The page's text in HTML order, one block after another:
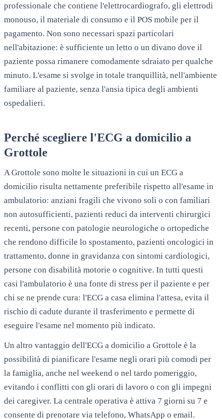
professionale che contiene l'elettrocardiografo, gli elettrodi
monouso, il materiale di consumo e il POS mobile per il
pagamento. Non sono necessari spazi particolari
nell'abitazione: è sufficiente un letto o un divano dove il
paziente possa rimanere comodamente sdraiato per qualche
minuto. L'esame si svolge in totale tranquillità, nell'ambiente
familiare al paziente, senza l'ansia tipica degli ambienti
ospedalieri.
Perché scegliere l'ECG a domicilio a
Grottole
A Grottole sono molte le situazioni in cui un ECG a
domicilio risulta nettamente preferibile rispetto all'esame in
ambulatorio: anziani fragili che vivono soli o con familiari
non autosufficienti, pazienti reduci da interventi chirurgici
recenti, persone con patologie neurologiche o ortopediche
che rendono difficile lo spostamento, pazienti oncologici in
trattamento, donne in gravidanza con sintomi cardiologici,
persone con disabilità motorie o cognitive. In tutti questi
casi l'ambulatorio è una fonte di stress per il paziente e per
chi se ne prende cura: l'ECG a casa elimina l'attesa, evita il
rischio di cadute durante il trasferimento e permette di
eseguire l'esame nel momento più indicato.
Un altro vantaggio dell'ECG a domicilio a Grottole è la
possibilità di pianificare l'esame negli orari più comodi per
la famiglia, anche nel weekend o nel tardo pomeriggio,
evitando i conflitti con gli orari di lavoro o con gli impegni
dei caregiver. La centrale operativa è attiva 7 giorni su 7 e
consente di prenotare via telefono, WhatsApp o email.